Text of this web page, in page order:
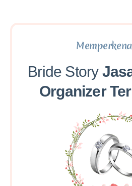
Bride Story
Organizer